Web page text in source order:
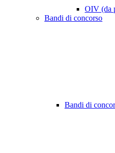
OIV (da
Bandi di concorso
Bandi di